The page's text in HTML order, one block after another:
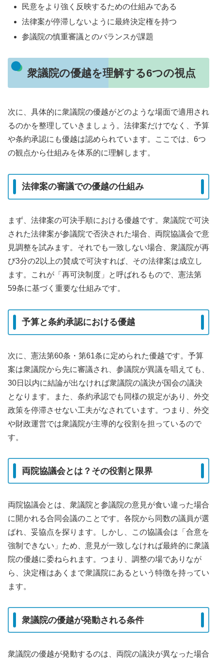
民意をより強く反映するための仕組みである
法律案が停滞しないように最終決定権を持つ
参議院の慎重審議とのバランスが課題
衆議院の優越を理解する6つの視点
次に、具体的に衆議院の優越がどのような場面で適用され
るのかを整理していきましょう。法律案だけでなく、予算
や条約承認にも優越は認められています。ここでは、6つ
の観点から仕組みを体系的に理解します。
法律案の審議での優越の仕組み
まず、法律案の可決手順における優越です。衆議院で可決
された法律案が参議院で否決された場合、両院協議会で意
見調整を試みます。それでも一致しない場合、衆議院が再
び3分の2以上の賛成で可決すれば、その法律案は成立し
ます。これが「再可決制度」と呼ばれるもので、憲法第
59条に基づく重要な仕組みです。
予算と条約承認における優越
次に、憲法第60条・第61条に定められた優越です。予算
案は衆議院から先に審議され、参議院が異議を唱えても、
30日以内に結論が出なければ衆議院の議決が国会の議決
となります。また、条約承認でも同様の規定があり、外交
政策を停滞させない工夫がなされています。つまり、外交
や財政運営では衆議院が主導的な役割を担っているので
す。
両院協議会とは？その役割と限界
両院協議会とは、衆議院と参議院の意見が食い違った場合
に開かれる合同会議のことです。各院から同数の議員が選
ばれ、妥協点を探ります。しかし、この協議会は「合意を
強制できない」ため、意見が一致しなければ最終的に衆議
院の優越に委ねられます。つまり、調整の場でありなが
ら、決定権はあくまで衆議院にあるという特徴を持ってい
ます。
衆議院の優越が発動される条件
衆議院の優越が発動するのは、両院の議決が異なった場合